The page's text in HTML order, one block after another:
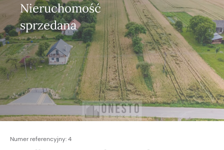
Nieruchomość
sprzedana
Numer referencyjny:4